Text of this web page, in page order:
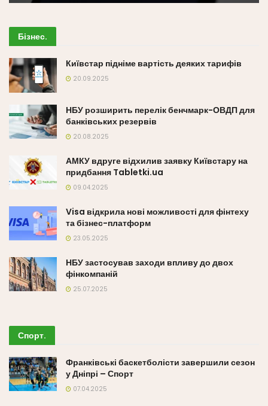
Бізнес.
Київстар підніме вартість деяких тарифів
20.09.2025
НБУ розширить перелік бенчмарк-ОВДП для
банківських резервів
20.08.2025
АМКУ вдруге відхилив заявку Київстару на
придбання Tabletki.ua
09.04.2025
Visa відкрила нові можливості для фінтеху
та бізнес-платформ
23.05.2025
НБУ застосував заходи впливу до двох
фінкомпаній
25.07.2025
Спорт.
Франківські баскетболісти завершили сезон
у Дніпрі – Спорт
07.04.2025